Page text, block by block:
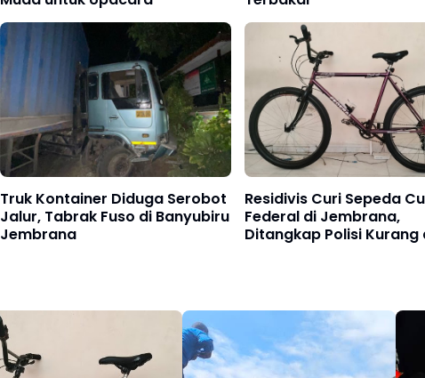
Truk Kontainer Diduga Serobot
Jalur, Tabrak Fuso di Banyubiru
Jembrana
Residivis Curi Sepeda
Federal di Jembrana,
Ditangkap Polisi Kurang